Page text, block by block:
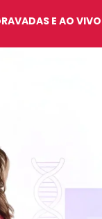
E AO VIVO